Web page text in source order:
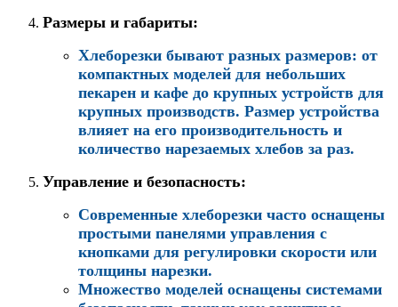
Размеры и габариты:
Хлеборезки бывают разных размеров: от
компактных моделей для небольших
пекарен и кафе до крупных устройств для
крупных производств. Размер устройства
влияет на его производительность и
количество нарезаемых хлебов за раз.
Управление и безопасность:
Современные хлеборезки часто оснащены
простыми панелями управления с
кнопками для регулировки скорости или
толщины нарезки.
Множество моделей оснащены системами